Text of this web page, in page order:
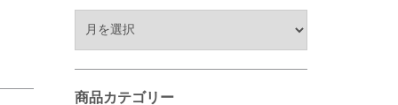
ブ
商品カテゴリー